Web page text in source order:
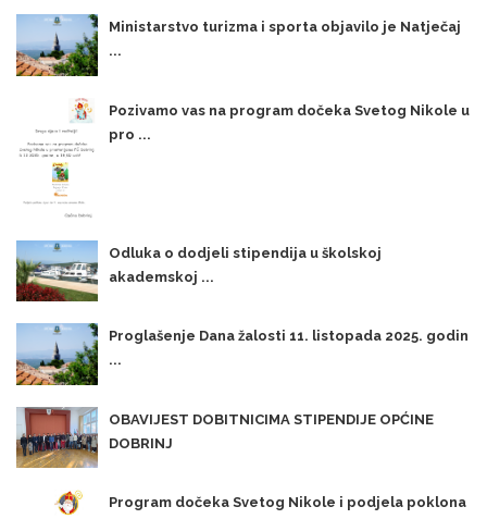
Ministarstvo turizma i sporta objavilo je Natječaj
...
Pozivamo vas na program dočeka Svetog Nikole u
pro ...
Odluka o dodjeli stipendija u školskoj
akademskoj ...
Proglašenje Dana žalosti 11. listopada 2025. godin
...
OBAVIJEST DOBITNICIMA STIPENDIJE OPĆINE
DOBRINJ
Program dočeka Svetog Nikole i podjela poklona